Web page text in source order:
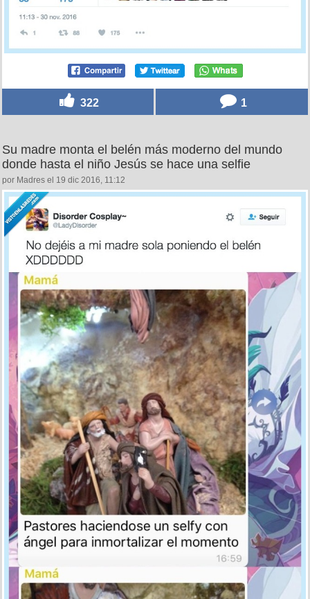
322 1
Su madre monta el belén más moderno del mundo
donde hasta el niño Jesús se hace una selfie
por Madres el 19 dic 2016, 11:12